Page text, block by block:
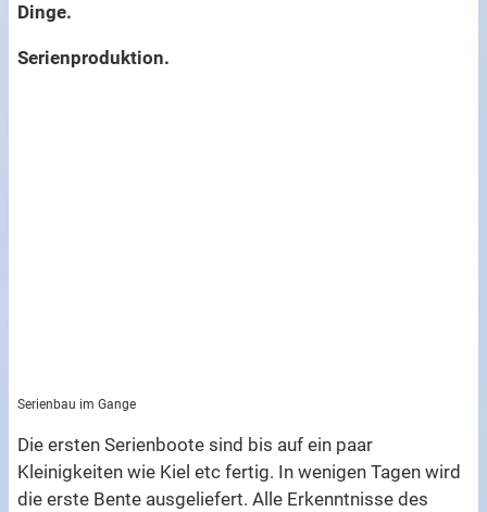
Dinge.
Serienproduktion.
Serienbau im Gange
Die ersten Serienboote sind bis auf ein paar
Kleinigkeiten wie Kiel etc fertig. In wenigen Tagen wird
die erste Bente ausgeliefert. Alle Erkenntnisse des